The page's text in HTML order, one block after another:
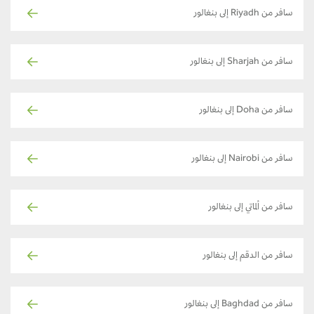
سافر من Riyadh إلى بنغالور
سافر من Sharjah إلى بنغالور
سافر من Doha إلى بنغالور
سافر من Nairobi إلى بنغالور
سافر من ألماتي إلى بنغالور
سافر من الدقم إلى بنغالور
سافر من Baghdad إلى بنغالور